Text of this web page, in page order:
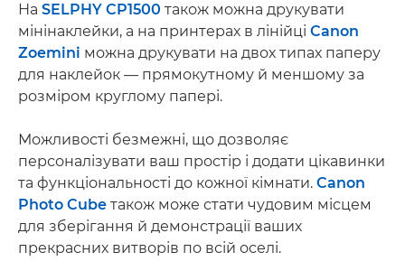
На SELPHY CP1500 також можна друкувати
мінінаклейки, а на принтерах в лінійці Canon
Zoemini можна друкувати на двох типах паперу
для наклейок — прямокутному й меншому за
розміром круглому папері.
Можливості безмежні, що дозволяє
персоналізувати ваш простір і додати цікавинки
та функціональності до кожної кімнати. Canon
Photo Cube також може стати чудовим місцем
для зберігання й демонстрації ваших
прекрасних витворів по всій оселі.